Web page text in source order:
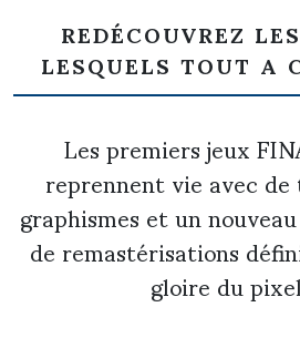
REDÉCOUVREZ
LESQUELS TOUT A
Les premiers jeux
reprennent vie avec
graphismes et un
de remastérisations
gloire du